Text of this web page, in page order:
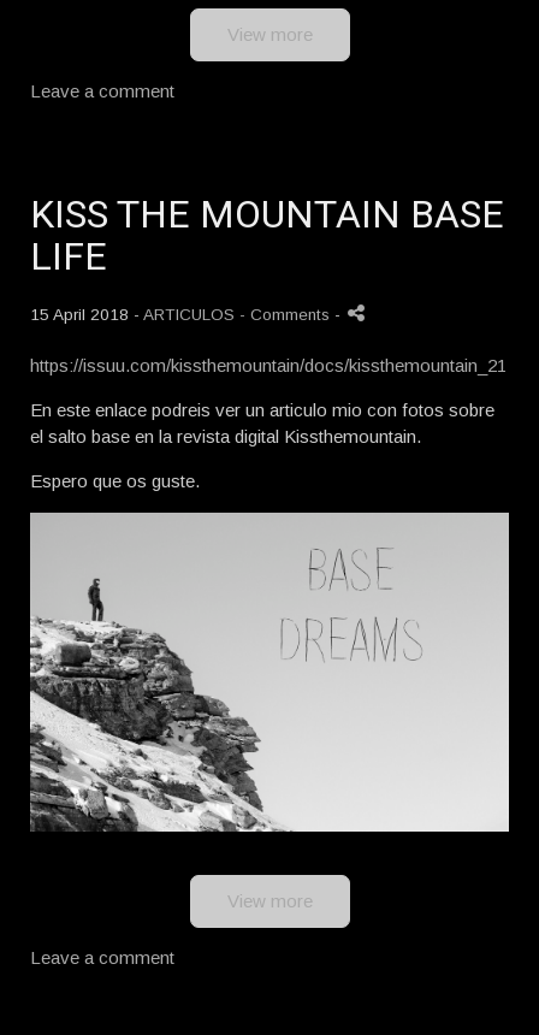
View more
Leave a comment
KISS THE MOUNTAIN BASE
LIFE
15 April 2018 - ARTICULOS - Comments -
https://issuu.com/kissthemountain/docs/kissthemountain_21
En este enlace podreis ver un articulo mio con fotos sobre
el salto base en la revista digital Kissthemountain.
Espero que os guste.
View more
Leave a comment